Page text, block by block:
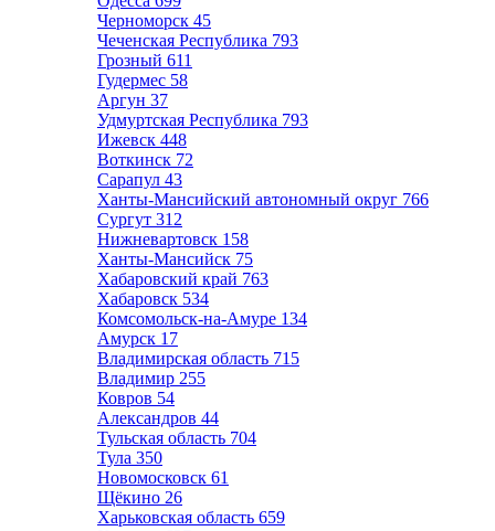
Черноморск 45
Чеченская Республика 793
Грозный 611
Гудермес 58
Аргун 37
Удмуртская Республика 793
Ижевск 448
Воткинск 72
Сарапул 43
Ханты-Мансийский автономный округ 766
Сургут 312
Нижневартовск 158
Ханты-Мансийск 75
Хабаровский край 763
Хабаровск 534
Комсомольск-на-Амуре 134
Амурск 17
Владимирская область 715
Владимир 255
Ковров 54
Александров 44
Тульская область 704
Тула 350
Новомосковск 61
Щёкино 26
Харьковская область 659